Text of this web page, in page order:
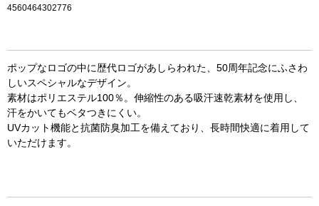
4560464302776
ポップなロゴの中に歴代ロゴがあしらわれた、50周年記念にふさわ
しいスペシャルなデザイン。
素材はポリエステル100％。伸縮性のある吸汗速乾素材を使用し、
汗をかいてもベタつきにくい。
UVカット機能と抗菌防臭加工を備えており、長時間快適に着用して
いただけます。